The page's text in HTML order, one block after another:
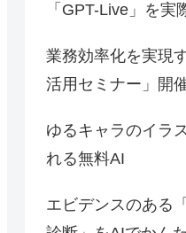
「GPT-Live」を
業務効率化を実現
活用セミナー」開
ゆるキャラのイラ
れる無料AI
エビデンスのある